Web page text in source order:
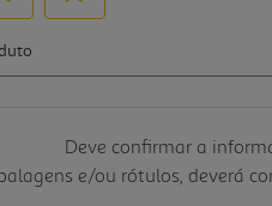
Deve confirmar a
e/ou rótulos, deverá